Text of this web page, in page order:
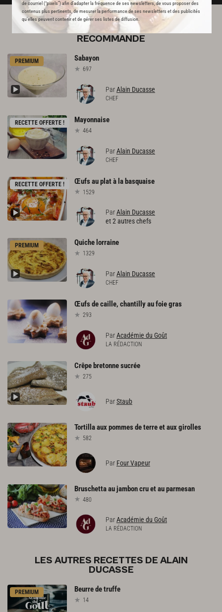
de courriel (“pixels”) afin d’adapter la fréquence de ses newsletters, de vous proposer des
contenus plus pertinents, de mesurer la performance de ses newsletters et des publicités
qu’elles peuvent contenir et de gérer ses listes de diffusion.
L'ACADÉMIE DU GOÛT VOUS
RECOMMANDE
PREMIUM Sabayon
697
ParAlain Ducasse
CHEF
RECETTE OFFERTE ! Mayonnaise
464
ParAlain Ducasse
CHEF
RECETTE OFFERTE ! Œufsauplatà la basquaise
1529
ParAlain Ducasse
et 2 autres chefs
PREMIUM Quiche lorraine
1329
ParAlain Ducasse
CHEF
Œufsdecaille, chantillyaufoiegras
293
ParAcadémie du Goût
LA RÉDACTION
Crêpe bretonnesucrée
275
ParStaub
Tortillaauxpommesdeterreetauxgirolles
582
Par Four Vapeur
Bruschettaaujamboncruetauparmesan
480
ParAcadémie du Goût
LA RÉDACTION
LES AUTRES RECETTES DE ALAIN
DUCASSE
PREMIUM Beurredetruffe
14